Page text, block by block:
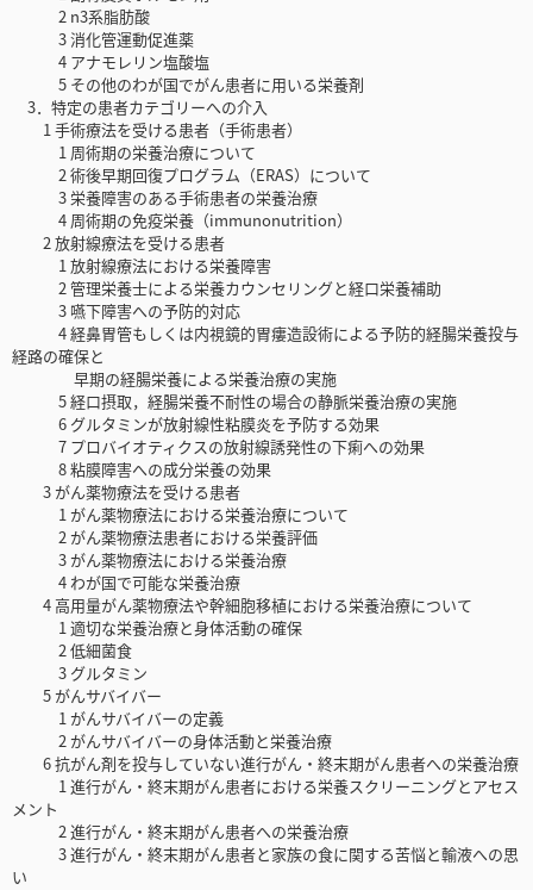
2 n3系脂肪酸
3 消化管運動促進薬
4 アナモレリン塩酸塩
5 その他のわが国でがん患者に用いる栄養剤
3．特定の患者カテゴリーへの介入
1 手術療法を受ける患者（手術患者）
1 周術期の栄養治療について
2 術後早期回復プログラム（ERAS）について
3 栄養障害のある手術患者の栄養治療
4 周術期の免疫栄養（immunonutrition）
2 放射線療法を受ける患者
1 放射線療法における栄養障害
2 管理栄養士による栄養カウンセリングと経口栄養補助
3 嚥下障害への予防的対応
4 経鼻胃管もしくは内視鏡的胃瘻造設術による予防的経腸栄養投与
経路の確保と
早期の経腸栄養による栄養治療の実施
5 経口摂取，経腸栄養不耐性の場合の静脈栄養治療の実施
6 グルタミンが放射線性粘膜炎を予防する効果
7 プロバイオティクスの放射線誘発性の下痢への効果
8 粘膜障害への成分栄養の効果
3 がん薬物療法を受ける患者
1 がん薬物療法における栄養治療について
2 がん薬物療法患者における栄養評価
3 がん薬物療法における栄養治療
4 わが国で可能な栄養治療
4 高用量がん薬物療法や幹細胞移植における栄養治療について
1 適切な栄養治療と身体活動の確保
2 低細菌食
3 グルタミン
5 がんサバイバー
1 がんサバイバーの定義
2 がんサバイバーの身体活動と栄養治療
6 抗がん剤を投与していない進行がん・終末期がん患者への栄養治療
1 進行がん・終末期がん患者における栄養スクリーニングとアセス
メント
2 進行がん・終末期がん患者への栄養治療
3 進行がん・終末期がん患者と家族の食に関する苦悩と輸液への思
い